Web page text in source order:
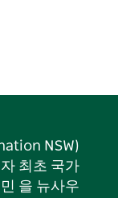
NSW)
최초 국가
을 뉴사우